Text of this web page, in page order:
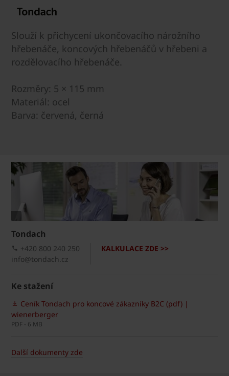
Slouží k přichycení ukončovacího nárožního
hřebenáče, koncových hřebenáčů v hřebeni a
rozdělovacího hřebenáče.
Rozměry: 5 × 115 mm
Materiál: ocel
Barva: červená, černá
Tondach
KALKULACE ZDE >>
+420 800 240 250
info@tondach.cz
Ke stažení
Ceník Tondach pro koncové zákazníky B2C (pdf) |
wienerberger
PDF - 6 MB
Další dokumenty zde